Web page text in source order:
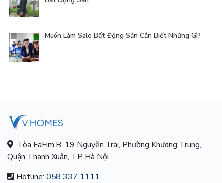
Muốn Làm Sale Bất Động Sản Cần Biết Những Gì?
Tòa FaFim B, 19 Nguyễn Trãi, Phường Khương Trung,
Quận Thanh Xuân, TP Hà Nội
Hotline: 058 337 1111